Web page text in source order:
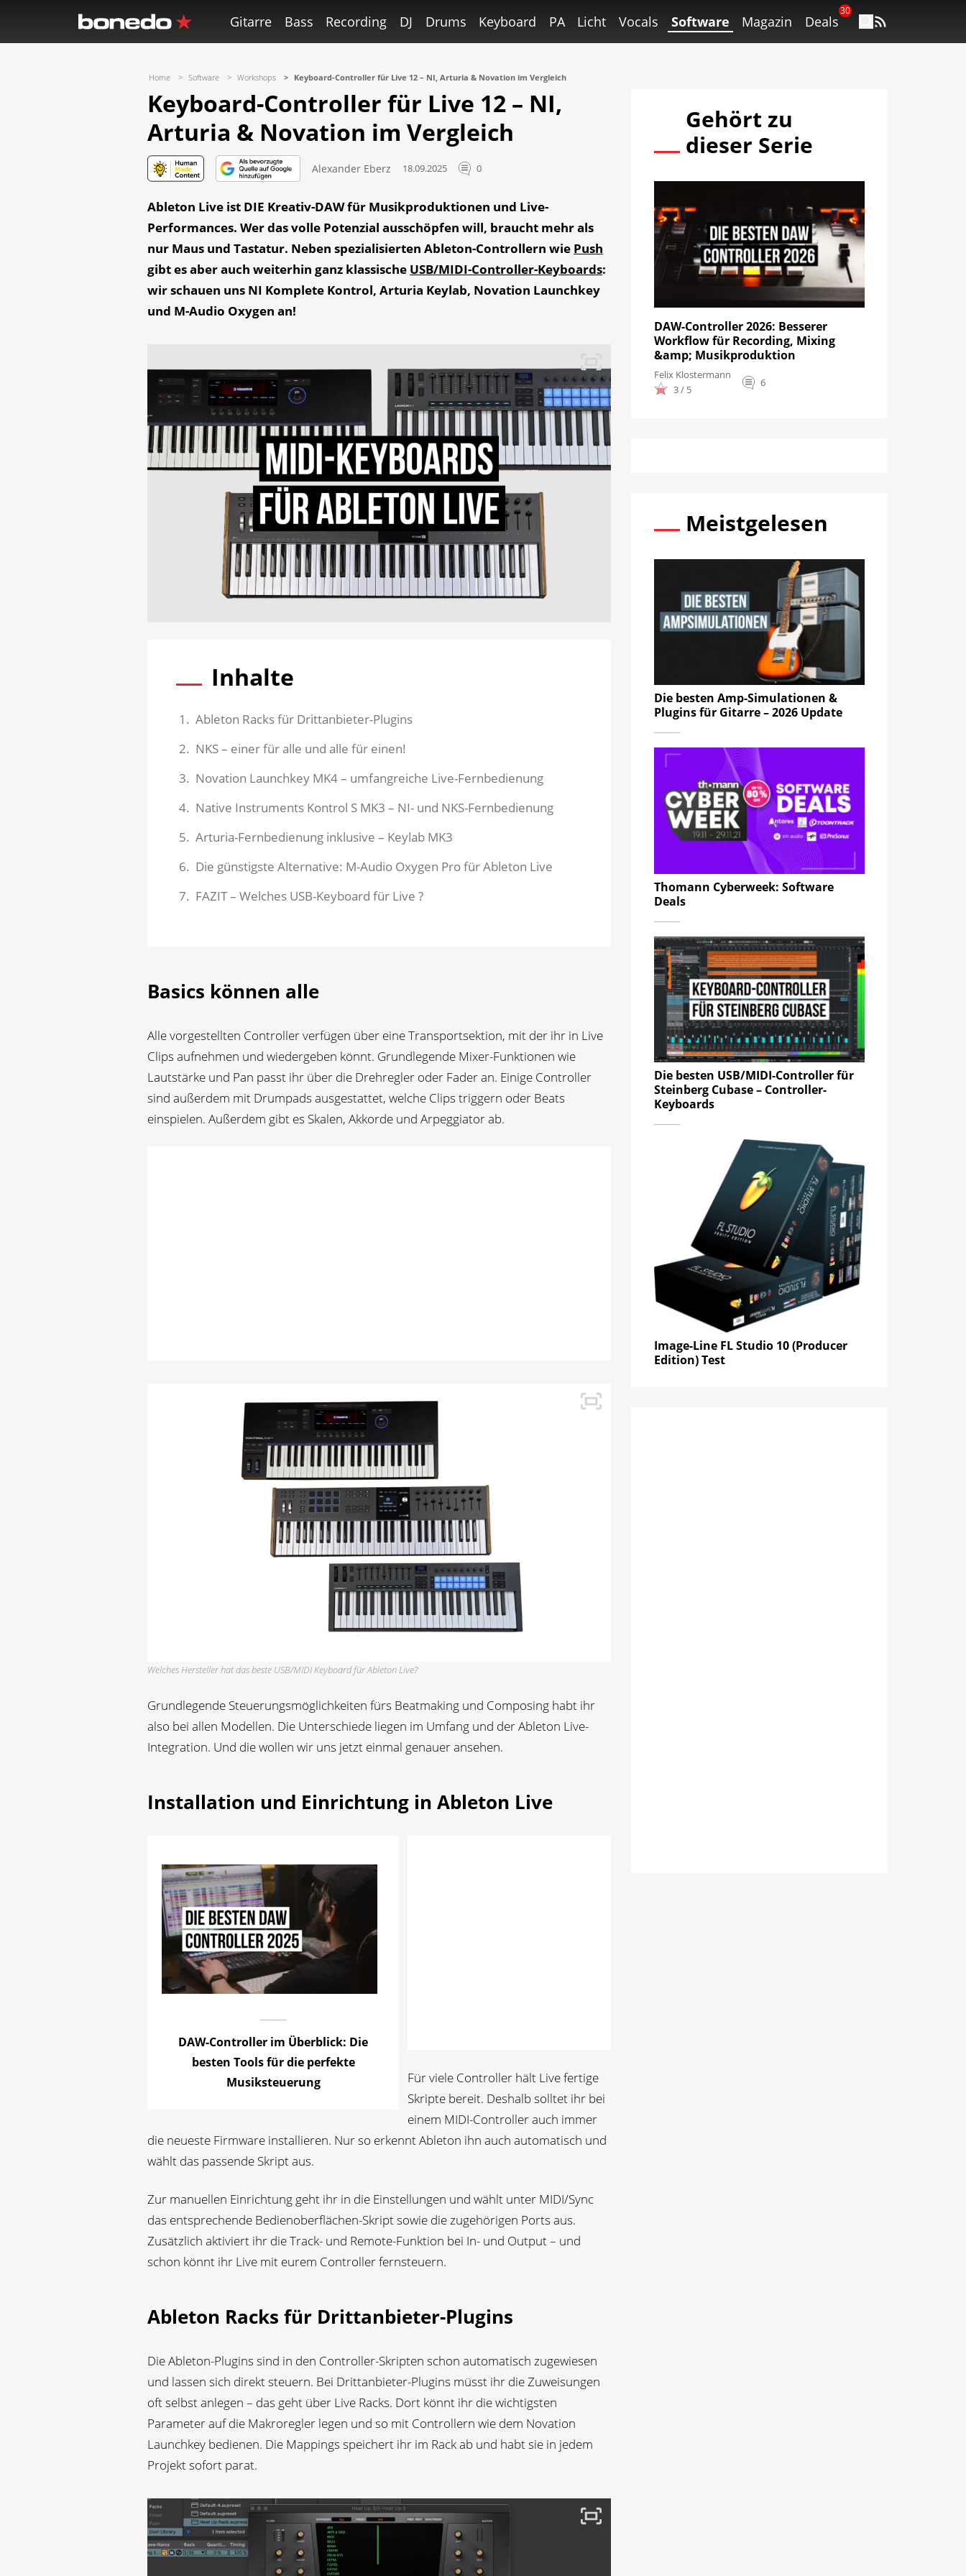
Gitarre Bass Recording DJ Drums Keyboard PA Licht Vocals Software Magazin Deals
30
Home Software Workshops Keyboard-Controller für Live 12 – NI, Arturia & Novation im Vergleich
Keyboard-Controller für Live 12 – NI,
Arturia & Novation im Vergleich
Alexander Eberz 18.09.2025 0
Ableton Live ist DIE Kreativ-DAW für Musikproduktionen und Live-
Performances. Wer das volle Potenzial ausschöpfen will, braucht mehr als
nur Maus und Tastatur. Neben spezialisierten Ableton-Controllern wie Push
gibt es aber auch weiterhin ganz klassische USB/MIDI-Controller-Keyboards:
wir schauen uns NI Komplete Kontrol, Arturia Keylab, Novation Launchkey
und M-Audio Oxygen an!
Inhalte
Ableton Racks für Drittanbieter-Plugins
NKS – einer für alle und alle für einen!
Novation Launchkey MK4 – umfangreiche Live-Fernbedienung
Native Instruments Kontrol S MK3 – NI- und NKS-Fernbedienung
Arturia-Fernbedienung inklusive – Keylab MK3
Die günstigste Alternative: M-Audio Oxygen Pro für Ableton Live
FAZIT – Welches USB-Keyboard für Live ?
Basics können alle
Alle vorgestellten Controller verfügen über eine Transportsektion, mit der ihr in Live
Clips aufnehmen und wiedergeben könnt. Grundlegende Mixer-Funktionen wie
Lautstärke und Pan passt ihr über die Drehregler oder Fader an. Einige Controller
sind außerdem mit Drumpads ausgestattet, welche Clips triggern oder Beats
einspielen. Außerdem gibt es Skalen, Akkorde und Arpeggiator ab.
Welches Hersteller hat das beste USB/MIDI Keyboard für Ableton Live?
Grundlegende Steuerungsmöglichkeiten fürs Beatmaking und Composing habt ihr
also bei allen Modellen. Die Unterschiede liegen im Umfang und der Ableton Live-
Integration. Und die wollen wir uns jetzt einmal genauer ansehen.
Installation und Einrichtung in Ableton Live
DAW-Controller im Überblick: Die
besten Tools für die perfekte
Musiksteuerung
Für viele Controller hält Live fertige
Skripte bereit. Deshalb solltet ihr bei
einem MIDI-Controller auch immer
die neueste Firmware installieren. Nur so erkennt Ableton ihn auch automatisch und
wählt das passende Skript aus.
Zur manuellen Einrichtung geht ihr in die Einstellungen und wählt unter MIDI/Sync
das entsprechende Bedienoberflächen-Skript sowie die zugehörigen Ports aus.
Zusätzlich aktiviert ihr die Track- und Remote-Funktion bei In- und Output – und
schon könnt ihr Live mit eurem Controller fernsteuern.
Ableton Racks für Drittanbieter-Plugins
Die Ableton-Plugins sind in den Controller-Skripten schon automatisch zugewiesen
und lassen sich direkt steuern. Bei Drittanbieter-Plugins müsst ihr die Zuweisungen
oft selbst anlegen – das geht über Live Racks. Dort könnt ihr die wichtigsten
Parameter auf die Makroregler legen und so mit Controllern wie dem Novation
Launchkey bedienen. Die Mappings speichert ihr im Rack ab und habt sie in jedem
Projekt sofort parat.
Gehört zu
dieser Serie
DAW-Controller 2026: Besserer
Workflow für Recording, Mixing
&amp; Musikproduktion
Felix Klostermann
3 / 5
6
Meistgelesen
Die besten Amp-Simulationen &
Plugins für Gitarre – 2026 Update
Thomann Cyberweek: Software
Deals
Die besten USB/MIDI-Controller für
Steinberg Cubase – Controller-
Keyboards
Image-Line FL Studio 10 (Producer
Edition) Test